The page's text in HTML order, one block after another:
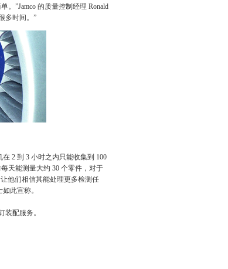
。”Jamco 的质量控制经理 Ronald
多时间。”
2 到 3 小时之内只能收集到 100
天能测量大约 30 个零件，对于
他们相信其能处理更多检测任
此宣称。
装配服务。